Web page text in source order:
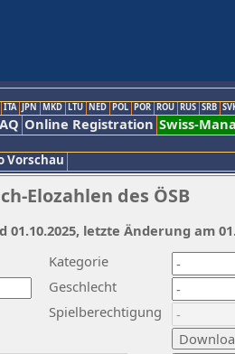
ITA JPN MKD LTU NED POL POR ROU RUS SRB
Online Registration Swiss-
Vorschau
Elozahlen des ÖSB
Kategorie
Geschlecht
Spielberechtigung
01.10.2025, letzte Änderung am